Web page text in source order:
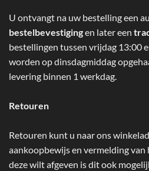
U ontvangt na uw bestelling een
bestelbevestigingen later een
bestellingen tussen vrijdag 13:00
worden op dinsdagmiddag
levering binnen 1 werkdag.
Retouren
Retouren kunt u naar ons
aankoopbewijs en vermelding van
deze wilt afgeven is dit ook